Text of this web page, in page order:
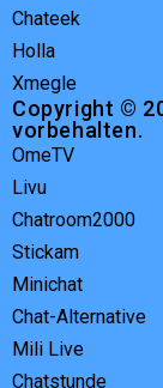
Chateek
Holla
Xmegle
Copyright ©
vorbehalten.
OmeTV
Livu
Chatroom2000
Stickam
Minichat
Chat-Alternative
Mili Live
Chatstunde